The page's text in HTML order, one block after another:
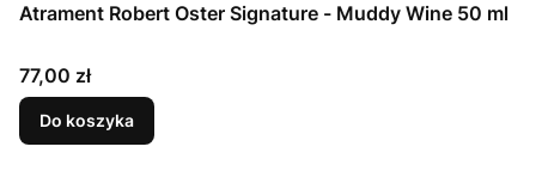
Atrament Robert Oster Signature - Muddy Wine 50 ml
Cena
77,00 zł
Do koszyka